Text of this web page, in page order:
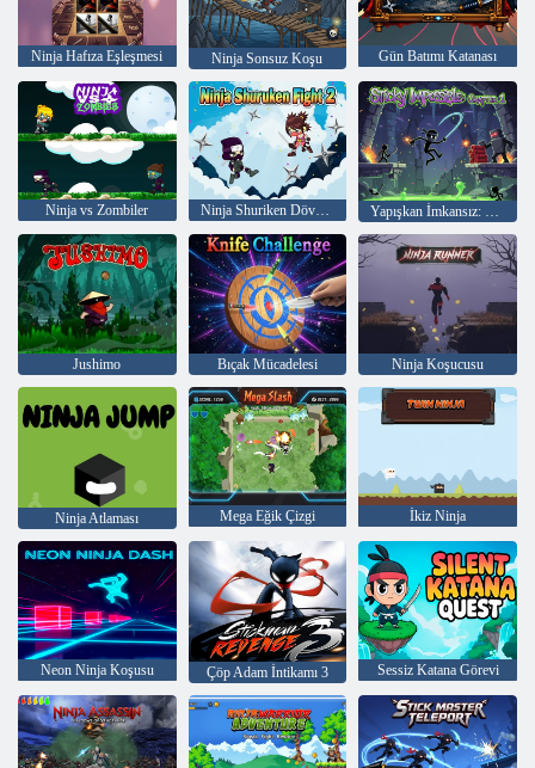
Ninja Hafıza Eşleşmesi Ninja Sonsuz Koşu Gün Batımı Katanası
Ninja vs Zombiler Ninja Shuriken Dövüşü 2 Yapışkan İmkansız: Bölüm 1
Jushimo Bıçak Mücadelesi Ninja Koşucusu
Ninja Atlaması Mega Eğik Çizgi İkiz Ninja
Neon Ninja Koşusu Çöp Adam İntikamı 3 Sessiz Katana Görevi